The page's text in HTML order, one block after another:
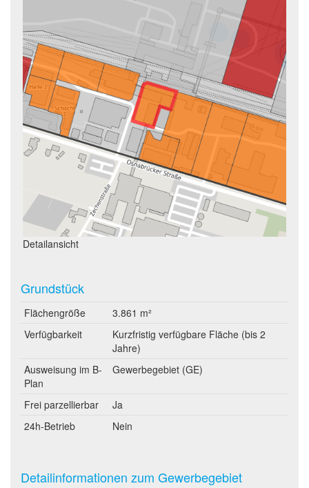
Detailansicht
Grundstück
Flächengröße
3.861 m²
Verfügbarkeit
Kurzfristig verfügbare Fläche (bis 2
Jahre)
Ausweisung im B-
Plan
Gewerbegebiet (GE)
Frei parzellierbar
Ja
24h-Betrieb
Nein
Detailinformationen zum Gewerbegebiet